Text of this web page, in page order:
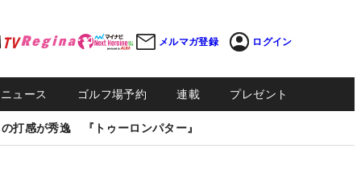
メルマガ登録 ログイン
ュース ゴルフ場予約 連載 プレゼント
打感が秀逸 『トゥーロンパター』